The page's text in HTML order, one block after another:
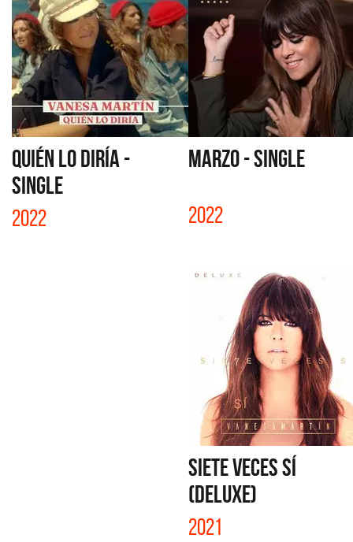
QUIÉN LO DIRÍA -
SINGLE
2022
MARZO - SINGLE
2022
SIETE VECES SÍ
(DELUXE)
2021